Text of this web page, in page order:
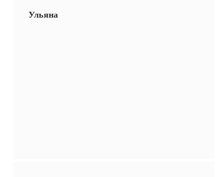
Ульяна